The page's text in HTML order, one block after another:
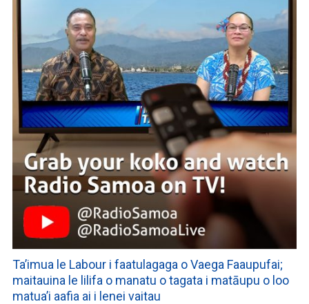
Ta’imua le Labour i faatulagaga o Vaega Faaupufai;
maitauina le lilifa o manatu o tagata i matāupu o loo
matua’i aafia ai i lenei vaitau